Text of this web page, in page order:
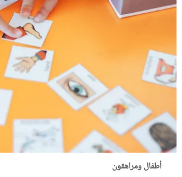
أطفال ومراهقون